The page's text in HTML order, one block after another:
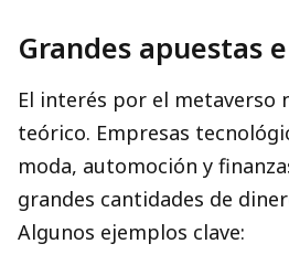
Grandes apuestas
El interés por el metaverso
teórico. Empresas
moda, automoción y
grandes cantidades de
Algunos ejemplos clave: